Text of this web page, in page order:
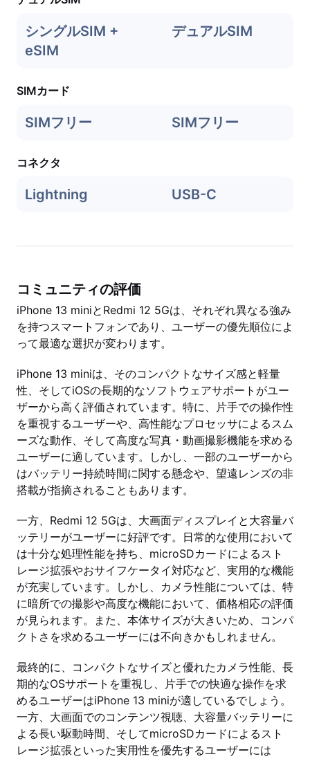
シングルSIM +
eSIM
デュアルSIM
SIMカード
SIMフリー SIMフリー
コネクタ
Lightning USB-C
コミュニティの評価
iPhone 13 miniとRedmi 12 5Gは、それぞれ異なる強み
を持つスマートフォンであり、ユーザーの優先順位によ
って最適な選択が変わります。
iPhone 13 miniは、そのコンパクトなサイズ感と軽量
性、そしてiOSの長期的なソフトウェアサポートがユー
ザーから高く評価されています。特に、片手での操作性
を重視するユーザーや、高性能なプロセッサによるスム
ーズな動作、そして高度な写真・動画撮影機能を求める
ユーザーに適しています。しかし、一部のユーザーから
はバッテリー持続時間に関する懸念や、望遠レンズの非
搭載が指摘されることもあります。
一方、Redmi 12 5Gは、大画面ディスプレイと大容量バ
ッテリーがユーザーに好評です。日常的な使用において
は十分な処理性能を持ち、microSDカードによるスト
レージ拡張やおサイフケータイ対応など、実用的な機能
が充実しています。しかし、カメラ性能については、特
に暗所での撮影や高度な機能において、価格相応の評価
が見られます。また、本体サイズが大きいため、コンパ
クトさを求めるユーザーには不向きかもしれません。
最終的に、コンパクトなサイズと優れたカメラ性能、長
期的なOSサポートを重視し、片手での快適な操作を求
めるユーザーはiPhone 13 miniが適しているでしょう。
一方、大画面でのコンテンツ視聴、大容量バッテリーに
よる長い駆動時間、そしてmicroSDカードによるスト
レージ拡張といった実用性を優先するユーザーには